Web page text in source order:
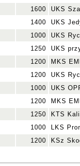
1600 UKS
1400 UKS
1000 UKS
1250 UKS
1200 MKS
1200 UKS
1000 UKS
1200 MKS
1250 KTS
1000 LKS
1200 KSz